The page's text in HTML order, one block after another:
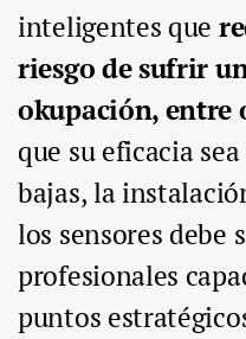
inteligentes que
riesgo de sufrir
okupación, entre
que su eficacia
bajas, la
los sensores debe
profesionales
puntos